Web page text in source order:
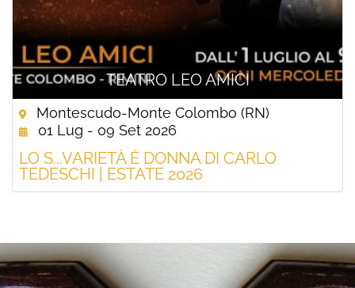
TEATRO LEO AMICI
Montescudo-Monte Colombo (RN)
01 Lug - 09 Set 2026
LO S...VARIETÀ È DONNA DI CARLO
TEDESCHI | ESTATE 2026